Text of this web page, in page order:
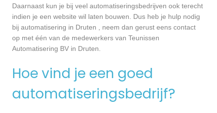
Daarnaast kun je bij veel automatiseringsbedrijven ook terecht
indien je een website wil laten bouwen. Dus heb je hulp nodig
bij automatisering in Druten , neem dan gerust eens contact
op met één van de medewerkers van Teunissen
Automatisering BV in Druten.
Hoe vind je een goed
automatiseringsbedrijf?